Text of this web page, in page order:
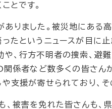
とです。
ありました。被災地にある
たというニュースが目に止
、行方不明者の捜索、避
関係者など数多くの皆さ
支援が寄せられており、
被害を免れた皆さんも、